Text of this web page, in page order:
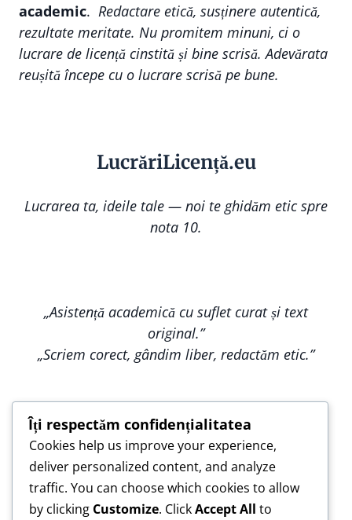
academic. Redactare etică, susținere autentică,
rezultate meritate. Nu promitem minuni, ci o
lucrare de licență cinstită și bine scrisă. Adevărata
reușită începe cu o lucrare scrisă pe bune.
LucrăriLicență.eu
Lucrarea ta, ideile tale — noi te ghidăm etic spre
nota 10.
„Asistență academică cu suflet curat și text
original.”
„Scriem corect, gândim liber, redactăm etic.”
„Construim împreună, nu copiem — pentru o
lucrare care te reprezintă.”
„Asistență de încredere pentru lucrări scrise cu
Îți respectăm confidențialitatea
Cookies help us improve your experience,
deliver personalized content, and analyze
traffic. You can choose which cookies to allow
by clicking Customize. ClickAccept All to